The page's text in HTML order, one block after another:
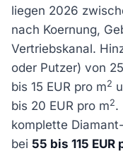
liegen 2026
nach Koernung,
Vertriebskanal.
oder Putzer) von
bis 15 EUR pro m2
bis 20 EUR pro m2.
komplette
bei 55 bis 115 EUR